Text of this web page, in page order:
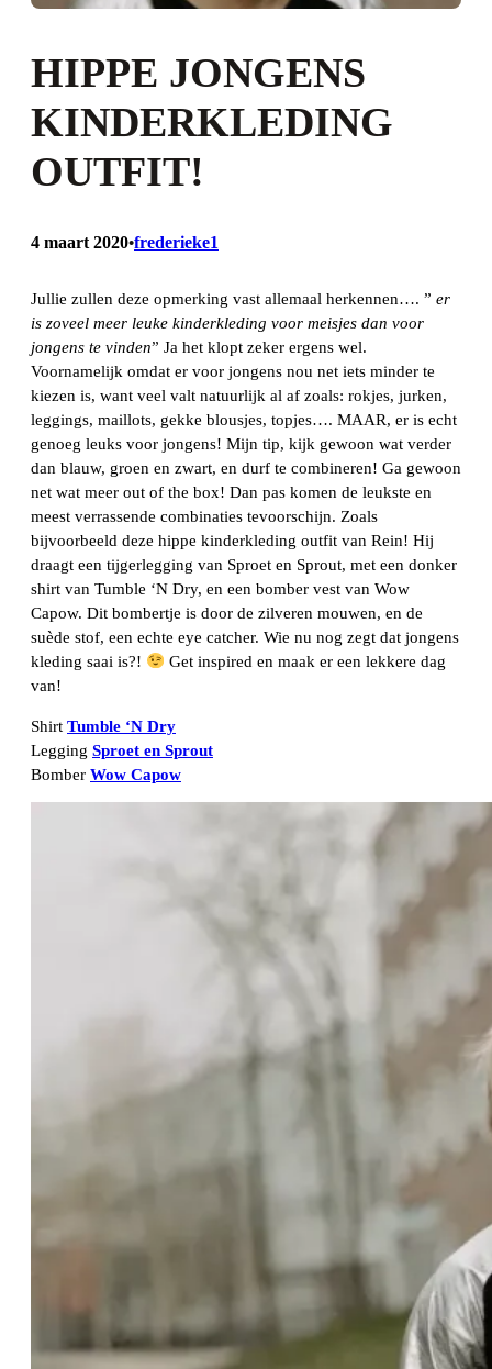
HIPPE JONGENS
KINDERKLEDING
OUTFIT!
4 maart 2020•frederieke1
Jullie zullen deze opmerking vast allemaal herkennen…. ” er
is zoveel meer leuke kinderkleding voor meisjes dan voor
jongens te vinden” Ja het klopt zeker ergens wel.
Voornamelijk omdat er voor jongens nou net iets minder te
kiezen is, want veel valt natuurlijk al af zoals: rokjes, jurken,
leggings, maillots, gekke blousjes, topjes…. MAAR, er is echt
genoeg leuks voor jongens! Mijn tip, kijk gewoon wat verder
dan blauw, groen en zwart, en durf te combineren! Ga gewoon
net wat meer out of the box! Dan pas komen de leukste en
meest verrassende combinaties tevoorschijn. Zoals
bijvoorbeeld deze hippe kinderkleding outfit van Rein! Hij
draagt een tijgerlegging van Sproet en Sprout, met een donker
shirt van Tumble ‘N Dry, en een bomber vest van Wow
Capow. Dit bombertje is door de zilveren mouwen, en de
suède stof, een echte eye catcher. Wie nu nog zegt dat jongens
kleding saai is?!
Get inspired en maak er een lekkere dag
van!
Shirt Tumble ‘N Dry
Legging Sproet en Sprout
Bomber Wow Capow